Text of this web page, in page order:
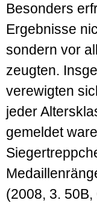
Besonders
Ergebnisse
sondern vor
zeugten.
verewigten
jeder
gemeldet
(2008, 3. 50B,